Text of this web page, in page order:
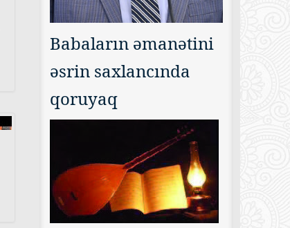
Babaların əmanətini
əsrin saxlancında
qoruyaq